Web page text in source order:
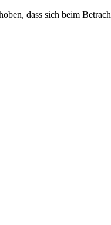
dass sich beim